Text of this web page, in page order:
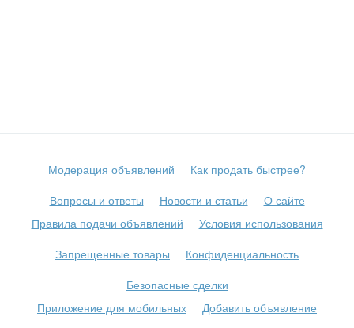
Модерация объявлений
Как продать быстрее?
Вопросы и ответы
Новости и статьи
О сайте
Правила подачи объявлений
Условия использования
Запрещенные товары
Конфиденциальность
Безопасные сделки
Приложение для мобильных
Добавить объявление